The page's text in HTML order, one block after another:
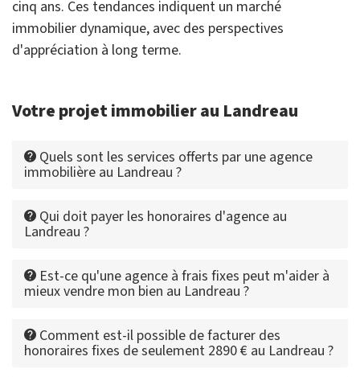
cinq ans. Ces tendances indiquent un marché
immobilier dynamique, avec des perspectives
d'appréciation à long terme.
Votre projet immobilier au Landreau
Quels sont les services offerts par une agence
immobilière au Landreau ?
Qui doit payer les honoraires d'agence au
Landreau ?
Est-ce qu'une agence à frais fixes peut m'aider à
mieux vendre mon bien au Landreau ?
Comment est-il possible de facturer des
honoraires fixes de seulement 2890 € au Landreau ?